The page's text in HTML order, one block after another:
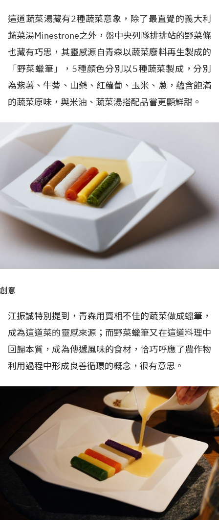
這道蔬菜湯藏有2種蔬菜意象，除了最直覺的義大利
蔬菜湯Minestrone之外，盤中央列隊排排站的野菜條
也藏有巧思，其靈感源自青森以蔬菜廢料再生製成的
「野菜蠟筆」，5種顏色分別以5種蔬菜製成，分別
為紫薯、牛蒡、山藥、紅蘿蔔、玉米、蔥，蘊含飽滿
的蔬菜原味，與米油、蔬菜湯搭配品嘗更顯鮮甜。
創意
江振誠特別提到，青森用賣相不佳的蔬菜做成蠟筆，
成為這道菜的靈感來源；而野菜蠟筆又在這道料理中
回歸本質，成為傳遞風味的食材，恰巧呼應了農作物
利用過程中形成良善循環的概念，很有意思。